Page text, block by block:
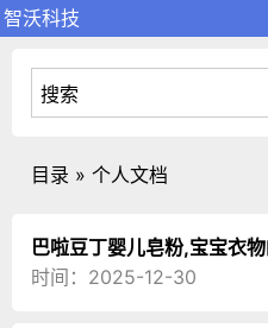
智沃科技
目录 » 个人文档
巴啦豆丁婴儿皂粉,宝宝衣
时间：2025-12-30